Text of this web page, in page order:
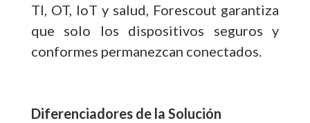
TI, OT, IoT y salud, Forescout garantiza
que solo los dispositivos seguros y
conformes permanezcan conectados.
Diferenciadores de la Solución